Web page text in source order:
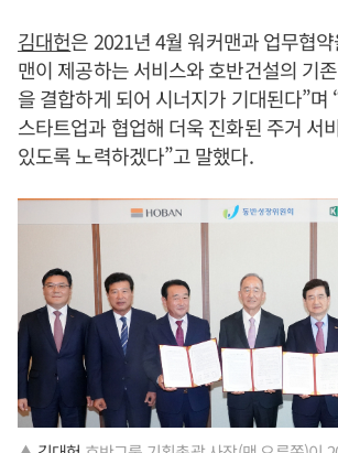
김대헌은 2021년 4월 워커맨과 업무협
맨이 제공하는 서비스와 호반건설의 기
을 결합하게 되어 시너지가 기대된다”며
스타트업과 협업해 더욱 진화된 주거 서
있도록 노력하겠다”고 말했다.